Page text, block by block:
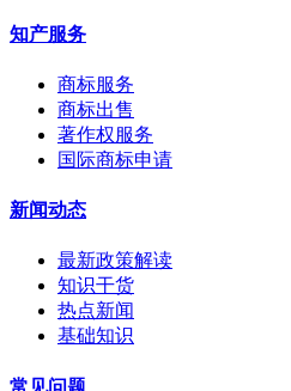
知产服务
商标服务
商标出售
著作权服务
国际商标申请
新闻动态
最新政策解读
知识干货
热点新闻
基础知识
常见问题